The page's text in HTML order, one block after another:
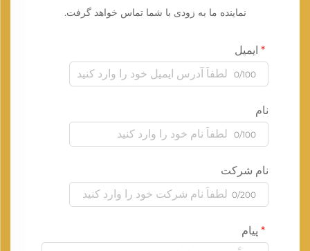
نماینده ما به زودی با شما تماس خواهد گرفت.
ایمیل
0/100
نام
0/100
نام شرکت
0/200
پیام